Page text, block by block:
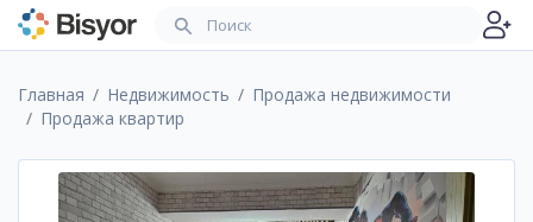
Главная Недвижимость
Продажа недвижимости
Продажа квартир